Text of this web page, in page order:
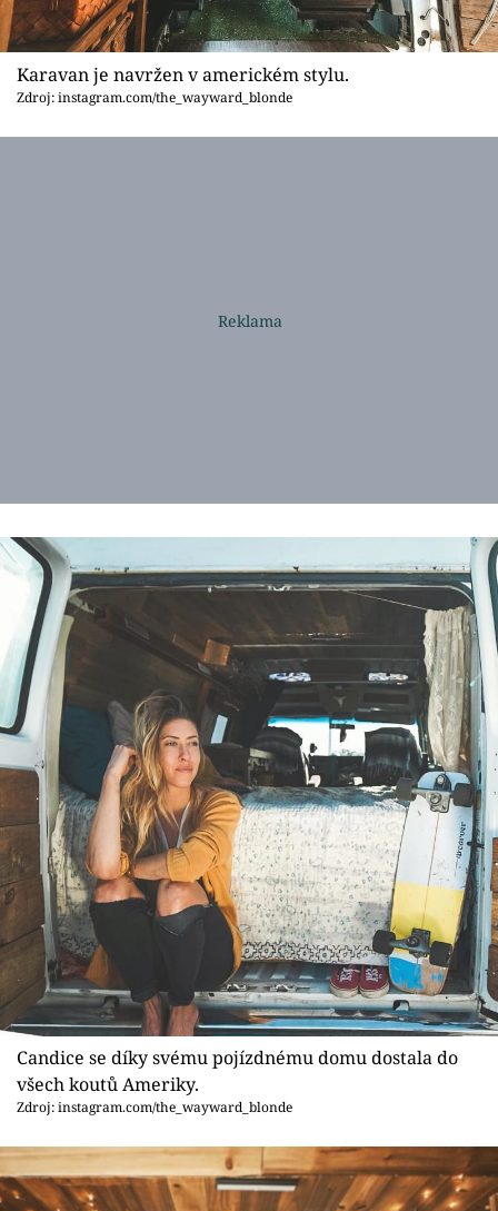
Karavan je navržen v americkém stylu.
Zdroj: instagram.com/the_wayward_blonde
Candice se díky svému pojízdnému domu dostala do
všech koutů Ameriky.
Zdroj: instagram.com/the_wayward_blonde